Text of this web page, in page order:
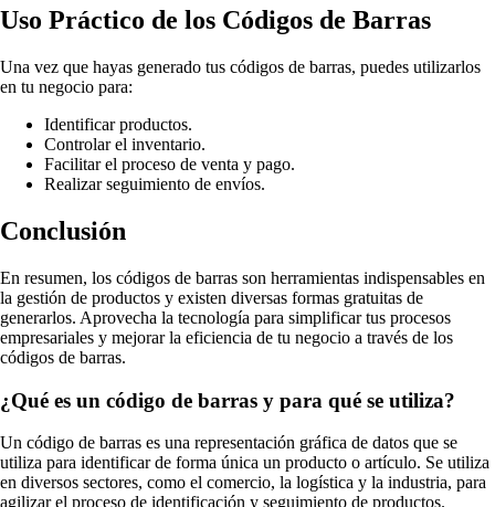
Uso Práctico de los Códigos de Barras
Una vez que hayas generado tus códigos de barras, puedes utilizarlos
en tu negocio para:
Identificar productos.
Controlar el inventario.
Facilitar el proceso de venta y pago.
Realizar seguimiento de envíos.
Conclusión
En resumen, los códigos de barras son herramientas indispensables en
la gestión de productos y existen diversas formas gratuitas de
generarlos. Aprovecha la tecnología para simplificar tus procesos
empresariales y mejorar la eficiencia de tu negocio a través de los
códigos de barras.
¿Qué es un código de barras y para qué se utiliza?
Un código de barras es una representación gráfica de datos que se
utiliza para identificar de forma única un producto o artículo. Se utiliza
en diversos sectores, como el comercio, la logística y la industria, para
agilizar el proceso de identificación y seguimiento de productos.